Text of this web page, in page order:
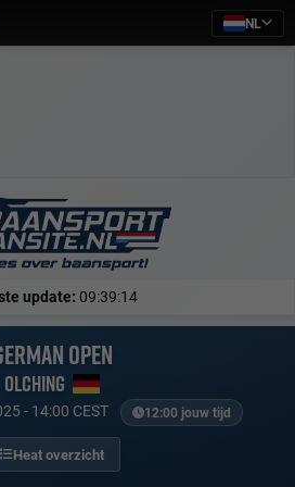
NL
update: 09:39:14
Open
Olching
- 14:00 CEST 12:00 jouw tijd
Heat overzicht